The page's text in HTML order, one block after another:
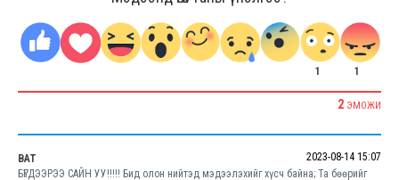
1 1
2 ЭМОЖИ
BAT
2023-08-14 15:07
БҮГДЭЭРЭЭ САЙН УУ!!!!! Бид олон нийтэд мэдээлэхийг хүсч байна; Та бөөрийг